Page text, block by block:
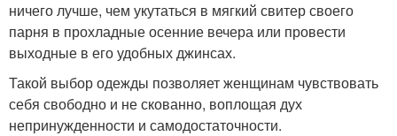
ничего лучше, чем укутаться в мягкий свитер своего
парня в прохладные осенние вечера или провести
выходные в его удобных джинсах.
Такой выбор одежды позволяет женщинам чувствовать
себя свободно и не скованно, воплощая дух
непринужденности и самодостаточности.